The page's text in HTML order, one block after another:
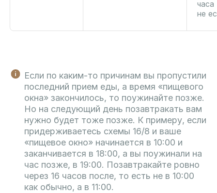
не
Если по каким-то причинам вы пропустили
последний прием еды, а время «пищевого
окна» закончилось, то поужинайте позже.
Но на следующий день позавтракать вам
нужно будет тоже позже. К примеру, если
придерживаетесь схемы 16/8 и ваше
«пищевое окно» начинается в 10:00 и
заканчивается в 18:00, а вы поужинали на
час позже, в 19:00. Позавтракайте ровно
через 16 часов после, то есть не в 10:00
как обычно, а в 11:00.